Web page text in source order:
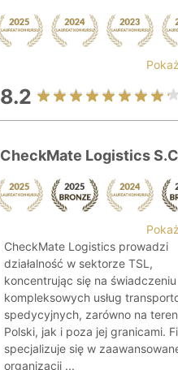
8.2
CheckMate Logistics
CheckMate Logistics prowadzi
działalność w sektorze TSL,
koncentrując się na świadczeniu
kompleksowych usług
spedycyjnych, zarówno na
Polski, jak i poza jej granicami.
specjalizuje się w
organizacji ...